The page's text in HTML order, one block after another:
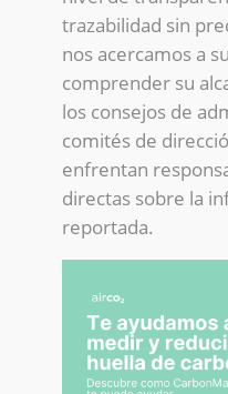
trazabilidad sin
nos acercamos a
comprender su
los consejos de
comités de
enfrentan
directas sobre la
reportada.